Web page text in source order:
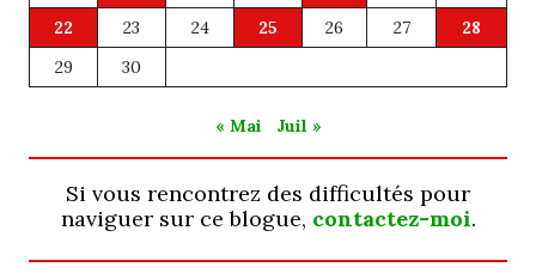
22
23 24 25 26 27
28
29
30
« Mai Juil »
Si vous rencontrez des difficultés pour
naviguer sur ce blogue, contactez-moi.